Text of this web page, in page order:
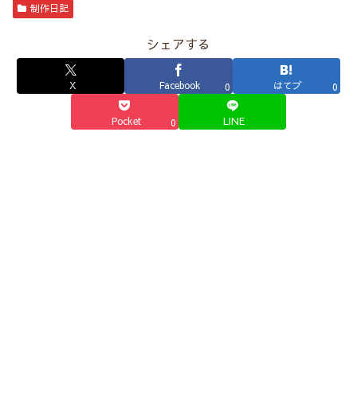
制作日記
シェアする
X Facebook 0 はてブ 0
Pocket 0 LINE